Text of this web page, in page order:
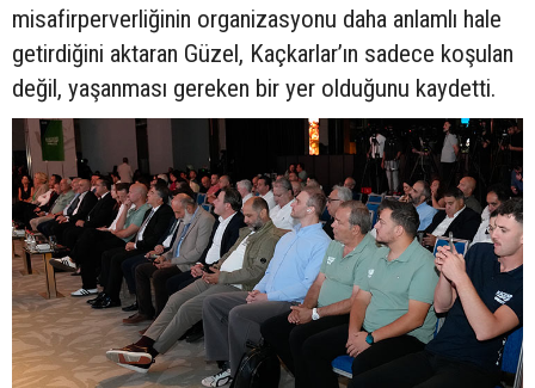
misafirperverliğinin organizasyonu daha anlamlı hale
getirdiğini aktaran Güzel, Kaçkarlar’ın sadece koşulan
değil, yaşanması gereken bir yer olduğunu kaydetti.